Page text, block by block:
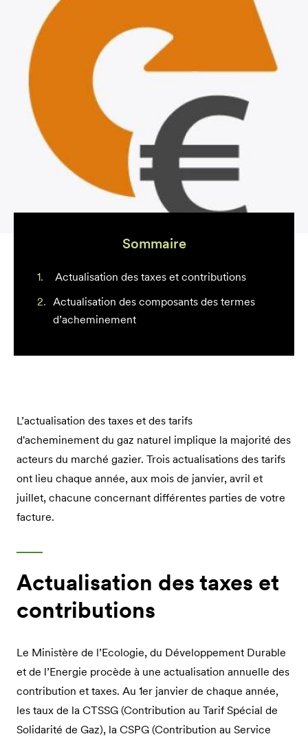
Sommaire
Actualisation des taxes et contributions
Actualisation des composants des termes
d’acheminement
L’actualisation des taxes et des tarifs
d'acheminement du gaz naturel implique la majorité des
acteurs du marché gazier. Trois actualisations des tarifs
ont lieu chaque année, aux mois de janvier, avril et
juillet, chacune concernant différentes parties de votre
facture.
Actualisation des taxes et
contributions
Le Ministère de l’Ecologie, du Développement Durable
et de l’Energie procède à une actualisation annuelle des
contribution et taxes. Au 1er janvier de chaque année,
les taux de la CTSSG (Contribution au Tarif Spécial de
Solidarité de Gaz), la CSPG (Contribution au Service